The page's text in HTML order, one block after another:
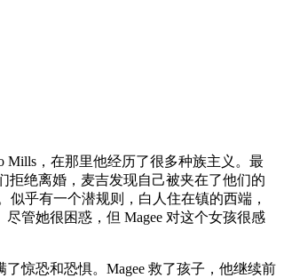
Mills，在那里他经历了很多种族主义。最
拒绝离婚，麦吉发现自己被夹在了他们的
乎有一个潜规则，白人住在镇的西端，
管她很困惑，但 Magee 对这个女孩很感
惊恐和恐惧。Magee 救了孩子，他继续前